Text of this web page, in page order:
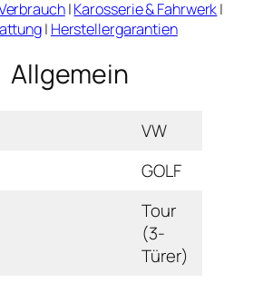
|Karosserie & Fahrwerk|
| Herstellergarantien
Allgemein
VW
GOLF
Tour
(3-
Türer)